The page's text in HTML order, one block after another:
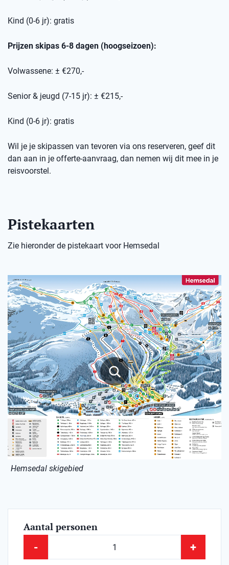
Kind (0-6 jr): gratis
Prijzen skipas 6-8 dagen (hoogseizoen):
Volwassene: ± €270,-
Senior & jeugd (7-15 jr): ± €215,-
Kind (0-6 jr): gratis
Wil je je skipassen van tevoren via ons reserveren, geef dit
dan aan in je offerte-aanvraag, dan nemen wij dit mee in je
reisvoorstel.
Pistekaarten
Zie hieronder de pistekaart voor Hemsedal
Hemsedal skigebied
Aantal personen
- +